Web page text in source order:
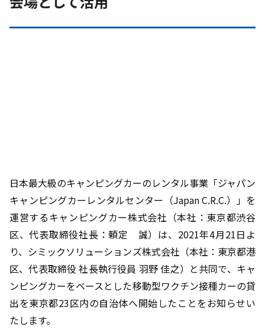
日本最大級のキャンピングカーのレンタル事業「ジャパン
キャンピングカーレンタルセンター（Japan C.R.C.）」を
運営するキャンピングカー株式会社（本社：東京都渋谷
区、代表取締役社長：頼定 誠）は、2021年4月21日よ
り、シミックソリューションズ株式会社（本社：東京都港
区、代表取締役 社長執行役員 羽野 佳之）と共同で、キャ
ンピングカーをベースとした移動型ワクチン接種カーの貸
出を東京都23区内の自治体へ開始したことをお知らせい
たします。